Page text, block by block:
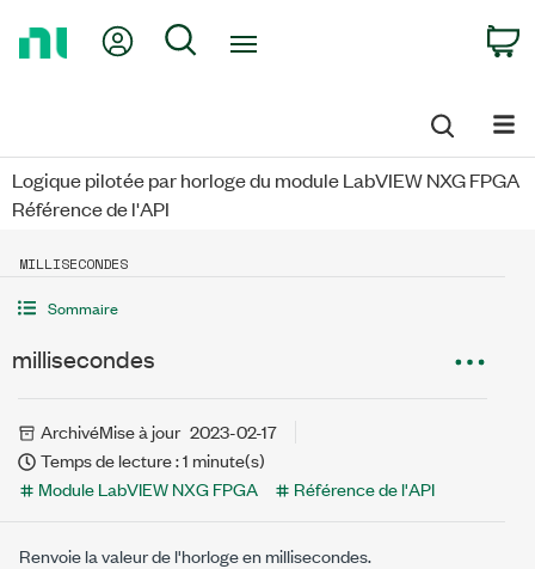
My Account
Search
Logique pilotée par horloge du module LabVIEW NXG FPGA
Référence de l'API
MILLISECONDES
Sommaire
millisecondes
ArchivéMise à jour 2023-02-17
Temps de lecture : 1 minute(s)
Module LabVIEW NXG FPGA
Référence de l'API
Renvoie la valeur de l'horloge en millisecondes.